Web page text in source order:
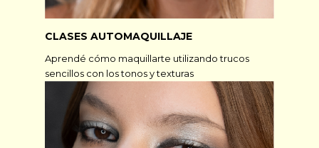
CLASES AUTOMAQUILLAJE
Aprendé cómo maquillarte utilizando trucos
sencillos con los tonos y texturas